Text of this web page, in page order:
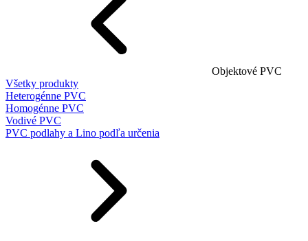
Objektové PVC
Všetky produkty
Heterogénne PVC
Homogénne PVC
Vodivé PVC
PVC podlahy a Lino podľa určenia